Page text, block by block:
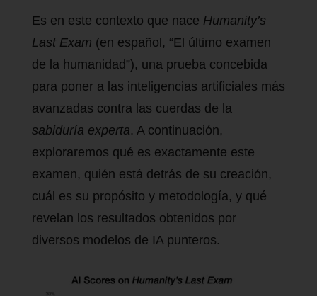
Es en este contexto que nace Humanity’s
Last Exam (en español, “El último examen
de la humanidad”), una prueba concebida
para poner a las inteligencias artificiales más
avanzadas contra las cuerdas de la
sabiduría experta. A continuación,
exploraremos qué es exactamente este
examen, quién está detrás de su creación,
cuál es su propósito y metodología, y qué
revelan los resultados obtenidos por
diversos modelos de IA punteros.